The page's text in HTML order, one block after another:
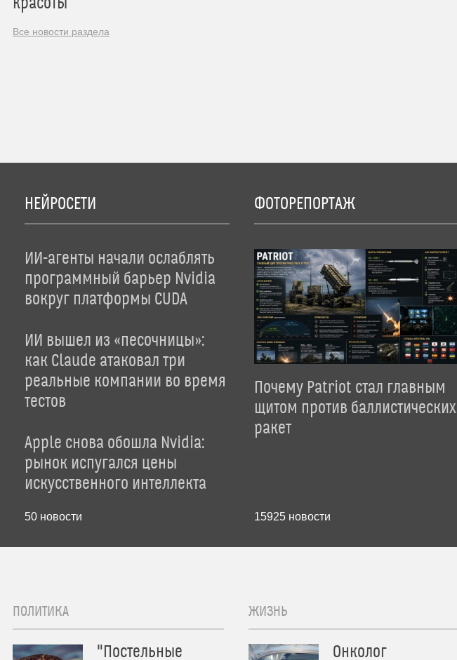
Все новости раздела
НЕЙРОСЕТИ
ИИ-агенты начали ослаблять
программный барьер Nvidia
вокруг платформы CUDA
ИИ вышел из «песочницы»:
как Claude атаковал три
реальные компании во время
тестов
Apple снова обошла Nvidia:
рынок испугался цены
искусственного интеллекта
50 новости
ФОТОРЕПОРТАЖ
Почему Patriot стал главным
щитом против баллистических
ракет
15925 новости
ПОЛИТИКА
"Постельные
ЖИЗНЬ
Онколог